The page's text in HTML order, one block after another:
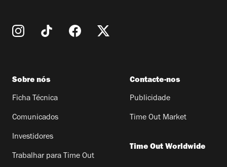
Sobre nós
Ficha Técnica
Comunicados
Investidores
Trabalhar para Time Out
Contacte-nos
Publicidade
Time Out Market
Time Out Worldwide